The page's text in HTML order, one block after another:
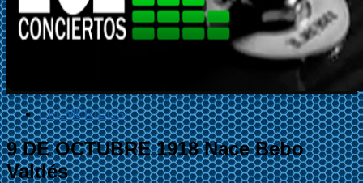
EFEMÉRIDES
9 DE OCTUBRE 1918 Nace Bebo
Valdés